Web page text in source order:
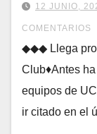
12 JUNIO,
COMENTARIOS
◆◆◆ Llega
Club♦Antes
equipos de
ir citado en el